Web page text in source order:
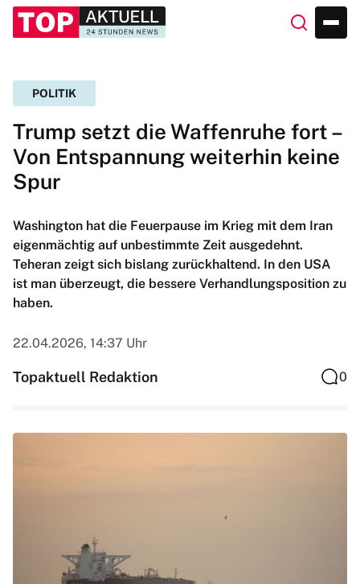
POLITIK
Trump setzt die Waffenruhe fort –
Von Entspannung weiterhin keine
Spur
Washington hat die Feuerpause im Krieg mit dem Iran
eigenmächtig auf unbestimmte Zeit ausgedehnt.
Teheran zeigt sich bislang zurückhaltend. In den USA
ist man überzeugt, die bessere Verhandlungsposition zu
haben.
22.04.2026, 14:37 Uhr
Topaktuell Redaktion 0